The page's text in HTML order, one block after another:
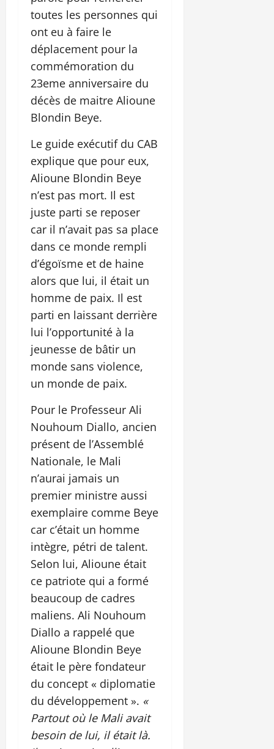
toutes les personnes qui
ont eu à faire le
déplacement pour la
commémoration du
23eme anniversaire du
décès de maitre Alioune
Blondin Beye.
Le guide exécutif du CAB
explique que pour eux,
Alioune Blondin Beye
n’est pas mort. Il est
juste parti se reposer
car il n’avait pas sa place
dans ce monde rempli
d’égoïsme et de haine
alors que lui, il était un
homme de paix. Il est
parti en laissant derrière
lui l’opportunité à la
jeunesse de bâtir un
monde sans violence,
un monde de paix.
Pour le Professeur Ali
Nouhoum Diallo, ancien
présent de l’Assemblé
Nationale, le Mali
n’aurai jamais un
premier ministre aussi
exemplaire comme Beye
car c’était un homme
intègre, pétri de talent.
Selon lui, Alioune était
ce patriote qui a formé
beaucoup de cadres
maliens. Ali Nouhoum
Diallo a rappelé que
Alioune Blondin Beye
était le père fondateur
du concept « diplomatie
du développement ». «
Partout où le Mali avait
besoin de lui, il était là.